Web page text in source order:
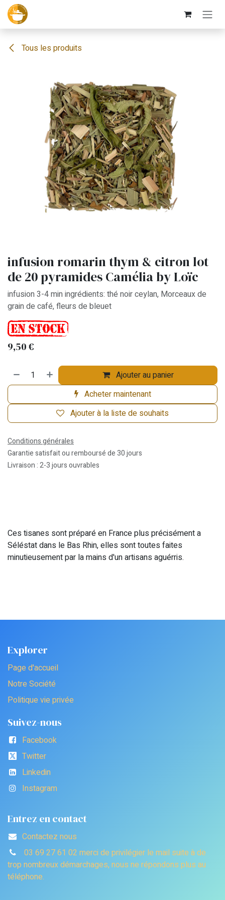
Se rendre au contenu
Tous les produits
infusion romarin thym & citron lot
de 20 pyramides Camélia by Loïc
infusion 3-4 min ingrédients: thé noir ceylan, Morceaux de
grain de café, fleurs de bleuet
9,50€
Ajouter au panier
Acheter maintenant
Ajouter à la liste de souhaits
Conditions générales
Garantie satisfait ou remboursé de 30 jours
Livraison : 2-3 jours ouvrables
Ces tisanes sont préparé en France plus précisément a
Séléstat dans le Bas Rhin, elles sont toutes faites
minutieusement par la mains d'un artisans aguérris.
Explorer
Page d'accueil
Notre Société
Politique vie privée
Suivez-nous
Facebook
Twitter
Linkedin
Instagram
Entrez en contact
Contactez nous
03 69 27 61 02 merci de privilégier le mail suite à de
trop nombreux démarchages, nous ne répondons plus au
téléphone.